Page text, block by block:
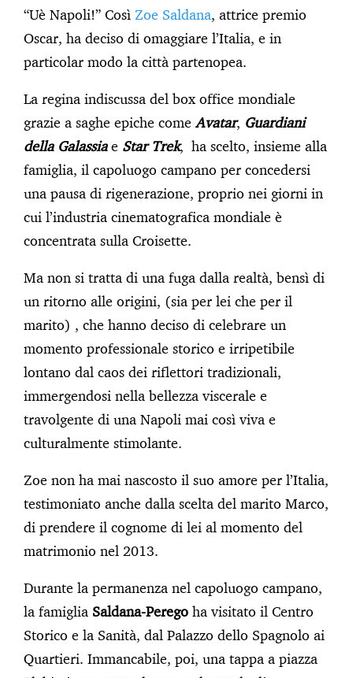
“Uè Napoli!” Così Zoe Saldana, attrice premio
Oscar, ha deciso di omaggiare l’Italia, e in
particolar modo la città partenopea.
La regina indiscussa del box office mondiale
grazie a saghe epiche comeAvatar, Guardiani
della Galassiae Star Trek, ha scelto, insieme alla
famiglia, il capoluogo campano per concedersi
una pausa di rigenerazione, proprio nei giorni in
cui l’industria cinematografica mondiale è
concentrata sulla Croisette.
Ma non si tratta di una fuga dalla realtà, bensì di
un ritorno alle origini, (sia per lei che per il
marito) , che hanno deciso di celebrare un
momento professionale storico e irripetibile
lontano dal caos dei riflettori tradizionali,
immergendosi nella bellezza viscerale e
travolgente di una Napoli mai così viva e
culturalmente stimolante.
Zoe non ha mai nascosto il suo amore per l’Italia,
testimoniato anche dalla scelta del marito Marco,
di prendere il cognome di lei al momento del
matrimonio nel 2013.
Durante la permanenza nel capoluogo campano,
la famiglia Saldana-Perego ha visitato il Centro
Storico e la Sanità, dal Palazzo dello Spagnolo ai
Quartieri. Immancabile, poi, una tappa a piazza